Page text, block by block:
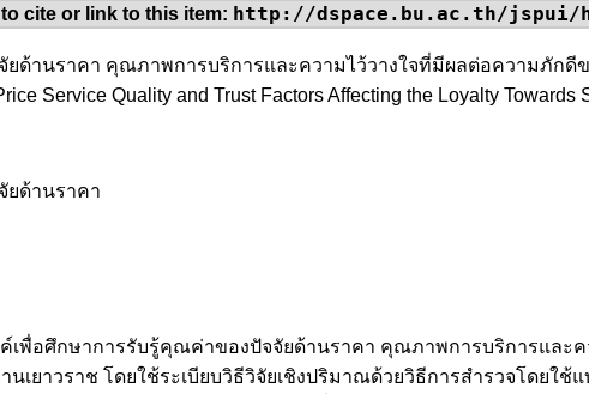
cite or link to this item: http://dspace.bu.ac.th/jspui/
ด้านราคา คุณภาพการบริการและความไว้วางใจที่มีผลต่อความภักดี
Service Quality and Trust Factors Affecting the Loyalty
ยด้านราคา
เพื่อศึกษาการรับรู้คุณค่าของปัจจัยด้านราคา คุณภาพการบริการและ
นเยาวราช โดยใช้ระเบียบวิธีวิจัยเชิงปริมาณด้วยวิธีการสำรวจโดยใช้